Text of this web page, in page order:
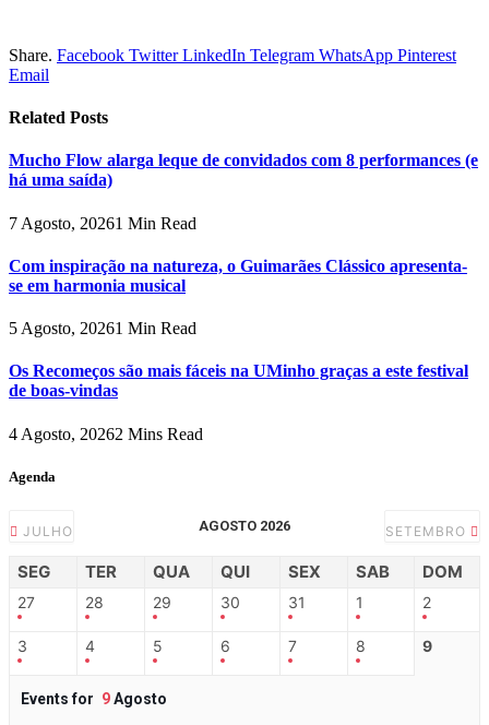
Share. Facebook Twitter LinkedIn Telegram WhatsApp Pinterest
Email
Related Posts
Mucho Flow alarga leque de convidados com 8 performances (e
há uma saída)
7 Agosto, 20261 Min Read
Com inspiração na natureza, o Guimarães Clássico apresenta-
se em harmonia musical
5 Agosto, 20261 Min Read
Os Recomeços são mais fáceis na UMinho graças a este festival
de boas-vindas
4 Agosto, 20262 Mins Read
Agenda
JULHO AGOSTO 2026 SETEMBRO
SEG TER QUA QUI SEX SAB DOM
27 28 29 30 31 1 2
3 4 5 6 7 8 9
Events for 9Agosto